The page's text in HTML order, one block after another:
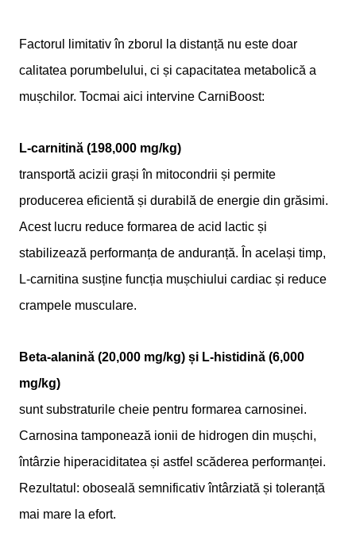
Factorul limitativ în zborul la distanță nu este doar
calitatea porumbelului, ci și capacitatea metabolică a
mușchilor. Tocmai aici intervine CarniBoost:
L-carnitină (198,000 mg/kg)
transportă acizii grași în mitocondrii și permite
producerea eficientă și durabilă de energie din grăsimi.
Acest lucru reduce formarea de acid lactic și
stabilizează performanța de anduranță. În același timp,
L-carnitina susține funcția mușchiului cardiac și reduce
crampele musculare.
Beta-alanină (20,000 mg/kg) și L-histidină (6,000
mg/kg)
sunt substraturile cheie pentru formarea carnosinei.
Carnosina tamponează ionii de hidrogen din mușchi,
întârzie hiperaciditatea și astfel scăderea performanței.
Rezultatul: oboseală semnificativ întârziată și toleranță
mai mare la efort.